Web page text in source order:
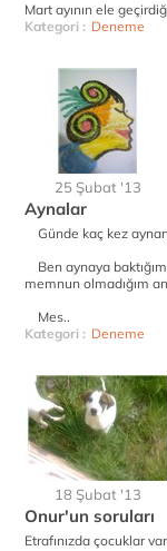
Mart ayının ele
Kategori : Deneme
25 Şubat '13
Aynalar
Günde kaç kez
Ben aynaya
memnun olmadığım
Mes..
Kategori : Deneme
18 Şubat '13
Onur'un soruları
Etrafınızda çocuklar